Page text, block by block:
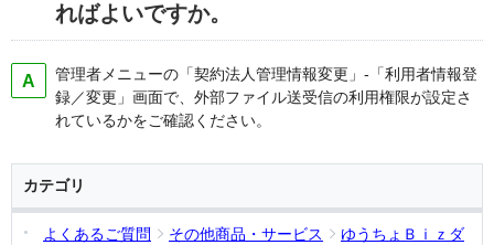
ればよいですか。
管理者メニューの「契約法人管理情報変更」-「利用者情報登
録／変更」画面で、外部ファイル送受信の利用権限が設定さ
れているかをご確認ください。
カテゴリ
よくあるご質問 その他商品・サービス
ゆうちょＢｉｚダ